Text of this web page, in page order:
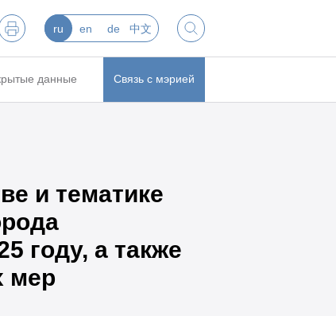
ru en de 中文
данные Связь с мэрией
и тематике
году, а также
мер